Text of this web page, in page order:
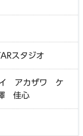
スタジオ
イ アカザワ ケ
佳心